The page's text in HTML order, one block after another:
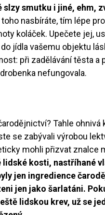
slzy smutku i jiné, ehm,
nasbíráte, tím lépe
koláček. Upečete jej,
jídla vašemu objektu
při zadělávání těsta a
nefungovala.
Tahle ohnivá
se zabývali výrobou
mohli přizvat znalce
lidské kosti, nastříhané
jen ingredience
jen jako šarlatáni.
lidskou krev, už se